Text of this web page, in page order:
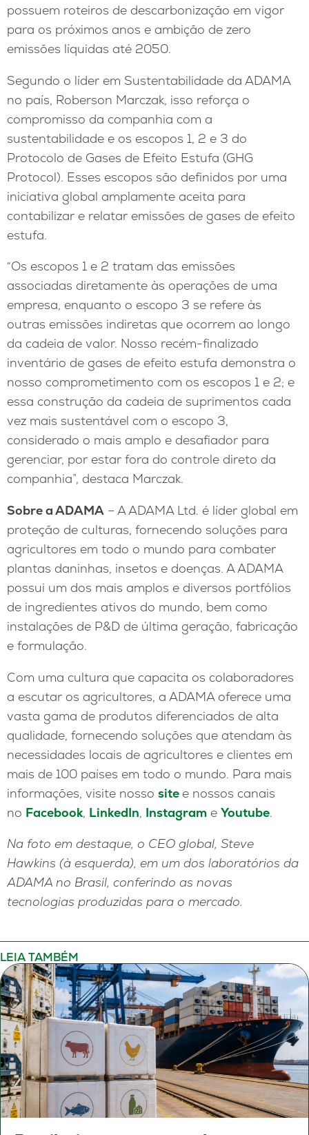
possuem roteiros de descarbonização em vigor
para os próximos anos e ambição de zero
emissões líquidas até 2050.
Segundo o líder em Sustentabilidade da ADAMA
no país, Roberson Marczak, isso reforça o
compromisso da companhia com a
sustentabilidade e os escopos 1, 2 e 3 do
Protocolo de Gases de Efeito Estufa (GHG
Protocol). Esses escopos são definidos por uma
iniciativa global amplamente aceita para
contabilizar e relatar emissões de gases de efeito
estufa.
“Os escopos 1 e 2 tratam das emissões
associadas diretamente às operações de uma
empresa, enquanto o escopo 3 se refere às
outras emissões indiretas que ocorrem ao longo
da cadeia de valor. Nosso recém-finalizado
inventário de gases de efeito estufa demonstra o
nosso comprometimento com os escopos 1 e 2; e
essa construção da cadeia de suprimentos cada
vez mais sustentável com o escopo 3,
considerado o mais amplo e desafiador para
gerenciar, por estar fora do controle direto da
companhia”, destaca Marczak.
Sobre a ADAMA – A ADAMA Ltd. é líder global em
proteção de culturas, fornecendo soluções para
agricultores em todo o mundo para combater
plantas daninhas, insetos e doenças. A ADAMA
possui um dos mais amplos e diversos portfólios
de ingredientes ativos do mundo, bem como
instalações de P&D de última geração, fabricação
e formulação.
Com uma cultura que capacita os colaboradores
a escutar os agricultores, a ADAMA oferece uma
vasta gama de produtos diferenciados de alta
qualidade, fornecendo soluções que atendam às
necessidades locais de agricultores e clientes em
mais de 100 países em todo o mundo. Para mais
informações, visite nosso sitee nossos canais
no Facebook, LinkedIn, Instagram e Youtube.
Na foto em destaque, o CEO global, Steve
Hawkins (à esquerda), em um dos laboratórios da
ADAMA no Brasil, conferindo as novas
tecnologias produzidas para o mercado.
LEIA TAMBÉM